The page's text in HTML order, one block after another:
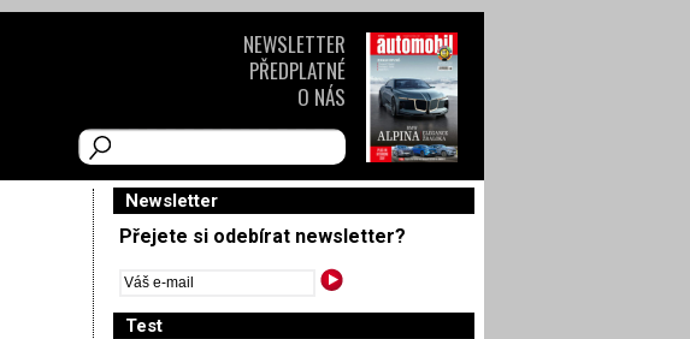
Newsletter
Přejete si odebírat newsletter?
Test
NEWSLETTER
PŘEDPLATNÉ
O NÁS